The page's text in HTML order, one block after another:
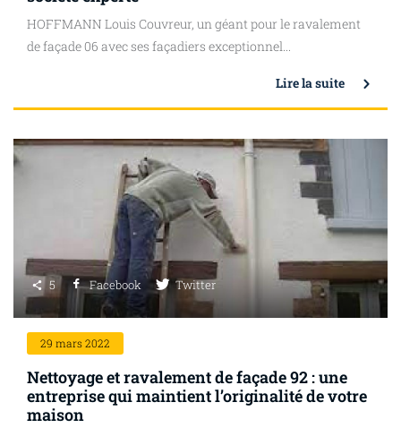
HOFFMANN Louis Couvreur, un géant pour le ravalement
de façade 06 avec ses façadiers exceptionnel...
Lire la suite
5 Facebook Twitter
29 mars 2022
Nettoyage et ravalement de façade 92 : une
entreprise qui maintient l’originalité de votre
maison